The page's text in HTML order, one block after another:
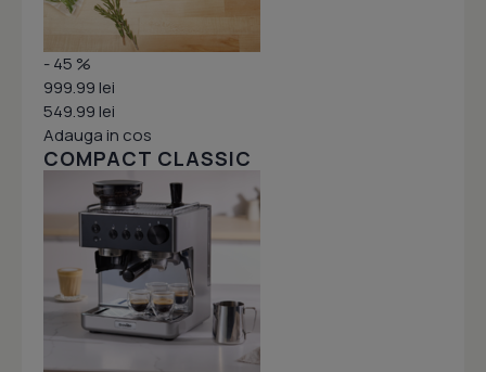
- 45 %
999.99 lei
549.99 lei
Adauga in cos
COMPACT CLASSIC